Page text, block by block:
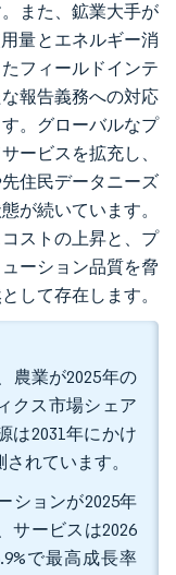
また、鉱業大手が
量とエネルギー消
フィールドインテ
報告義務への対応
。グローバルなプ
ービスを拡充し、
住民データニーズ
が続いています。
ストの上昇と、プ
ーション品質を脅
して存在します。
農業が2025年の
クス市場シェア
は2031年にかけ
れています。
ションが2025年
サービスは2026
で最高成長率